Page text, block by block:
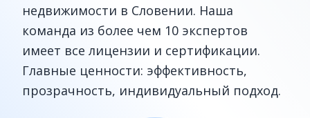
недвижимости в Словении. Наша
команда из более чем 10 экспертов
имеет все лицензии и сертификации.
Главные ценности: эффективность,
прозрачность, индивидуальный подход.